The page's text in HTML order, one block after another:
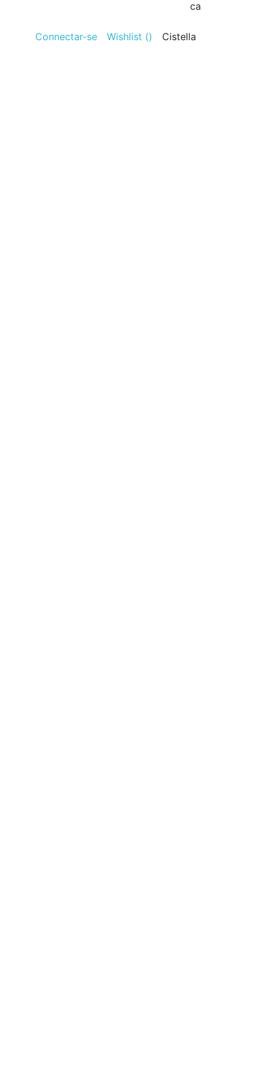
ca
Connectar-se Wishlist ()
Cistella